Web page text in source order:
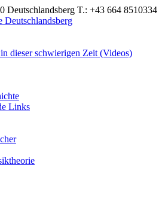
Deutschlandsberg T.: +43 664
dieser schwierigen Zeit (Videos)
Links